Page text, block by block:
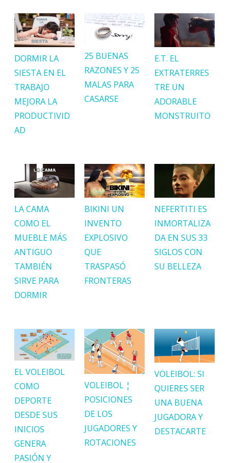
DORMIR LA
SIESTA EN EL
TRABAJO
MEJORA LA
PRODUCTIVID
AD
25 BUENAS
RAZONES Y 25
MALAS PARA
CASARSE
E.T. EL
EXTRATERRES
TRE UN
ADORABLE
MONSTRUITO
LA CAMA
COMO EL
MUEBLE MÁS
ANTIGUO
TAMBIÉN
SIRVE PARA
DORMIR
BIKINI UN
INVENTO
EXPLOSIVO
QUE
TRASPASÓ
FRONTERAS
NEFERTITI ES
INMORTALIZA
DA EN SUS 33
SIGLOS CON
SU BELLEZA
EL VOLEIBOL
COMO
DEPORTE
DESDE SUS
INICIOS
GENERA
PASIÓN Y
VOLEIBOL ¦
POSICIONES
DE LOS
JUGADORES Y
ROTACIONES
VOLEIBOL: SI
QUIERES SER
UNA BUENA
JUGADORA Y
DESTACARTE